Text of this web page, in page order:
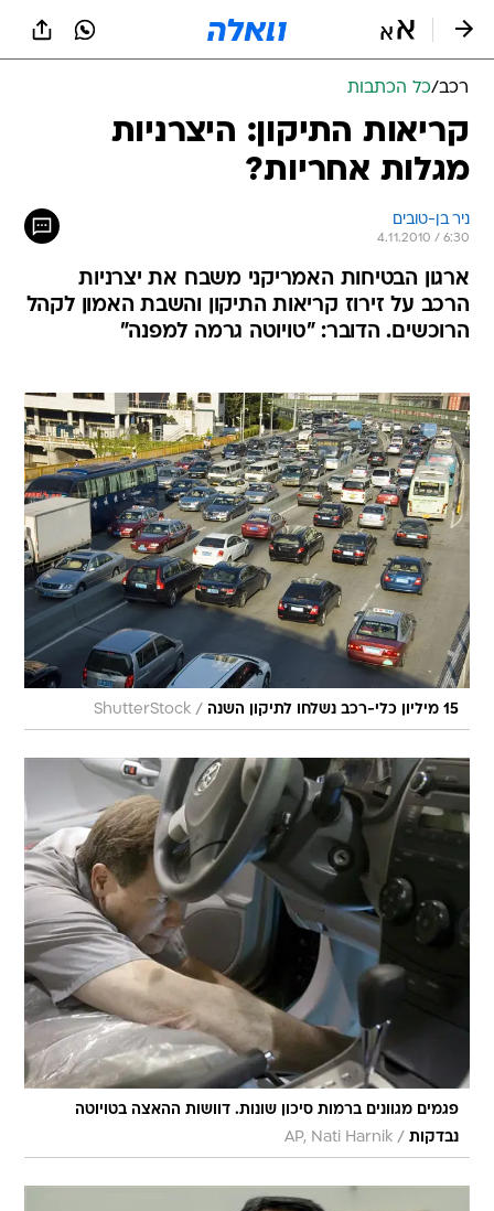
רכב/כל הכתבות
קריאות התיקון: היצרניות
מגלות אחריות?
ניר בן-טובים
4.11.2010 / 6:30
ארגון הבטיחות האמריקני משבח את יצרניות
הרכב על זירוז קריאות התיקון והשבת האמון לקהל
הרוכשים. הדובר: "טויוטה גרמה למפנה"
15 מיליון כלי-רכב נשלחו לתיקון השנה /
ShutterStock
פגמים מגוונים ברמות סיכון שונות. דוושות ההאצה בטויוטה
נבדקות /
AP, Nati Harnik